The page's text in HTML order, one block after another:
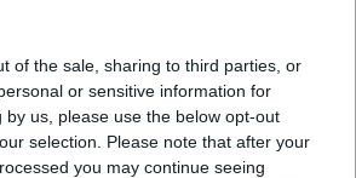
of the sale, sharing to third parties, or
or sensitive information for
by us, please use the below opt-out
selection. Please note that after your
you may continue seeing
διαρκείας είναι μόλις 2 μηνών
ΧΤΕΣ
Οπαδός από κούνια κυριολεκτικά στον
ΟΦΗ